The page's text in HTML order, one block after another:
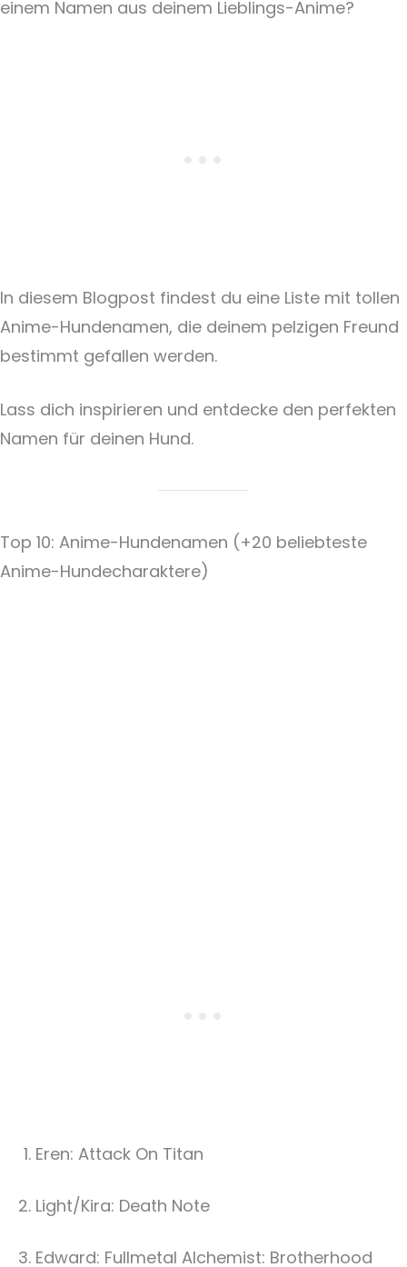
einem Namen aus deinem Lieblings-Anime?
In diesem Blogpost findest du eine Liste mit tollen
Anime-Hundenamen, die deinem pelzigen Freund
bestimmt gefallen werden.
Lass dich inspirieren und entdecke den perfekten
Namen für deinen Hund.
Top 10: Anime-Hundenamen (+20 beliebteste
Anime-Hundecharaktere)
Eren: Attack On Titan
Light/Kira: Death Note
Edward: Fullmetal Alchemist: Brotherhood